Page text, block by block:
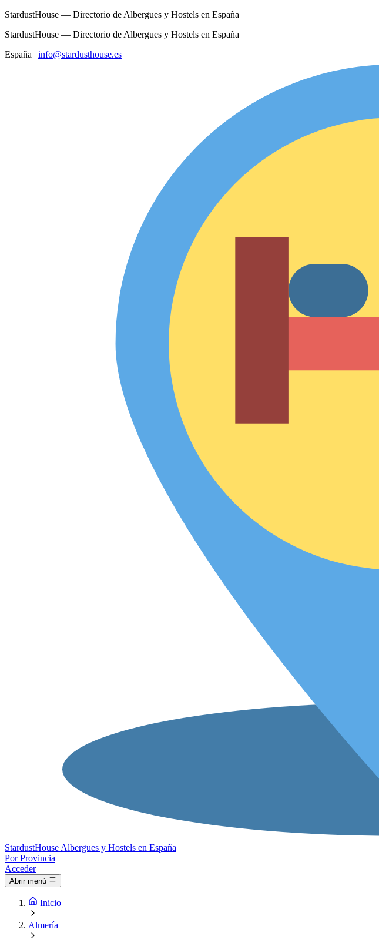
StardustHouse — Directorio de Albergues y Hostels en España
StardustHouse — Directorio de Albergues y Hostels en España
España | info@stardusthouse.es
StardustHouse Albergues y Hostels en España
Por Provincia
Acceder
Abrir menú
Inicio
Almería